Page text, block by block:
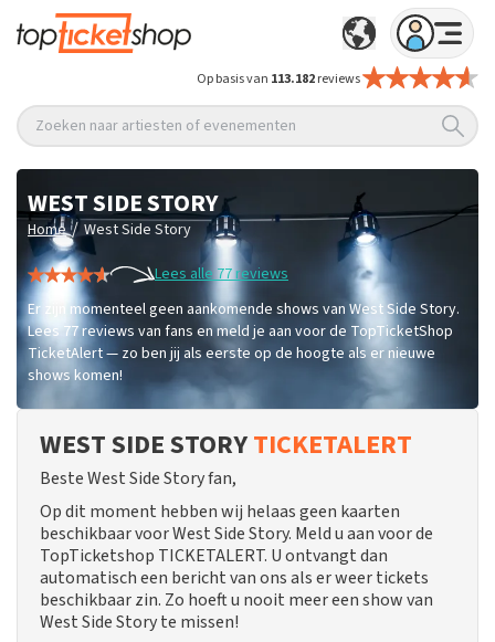
Op basis van 113.182reviews
Zoeken naar artiesten of evenementen
WEST SIDE STORY
Home / West Side Story
Lees alle 77 reviews
Er zijn momenteel geen aankomende shows van West Side Story.
Lees 77 reviews van fans en meld je aan voor de TopTicketShop
TicketAlert — zo ben jij als eerste op de hoogte als er nieuwe
shows komen!
WEST SIDE STORYTICKETALERT
Beste West Side Story fan,
Op dit moment hebben wij helaas geen kaarten
beschikbaar voor West Side Story. Meld u aan voor de
TopTicketshop TICKETALERT. U ontvangt dan
automatisch een bericht van ons als er weer tickets
beschikbaar zin. Zo hoeft u nooit meer een show van
West Side Story te missen!